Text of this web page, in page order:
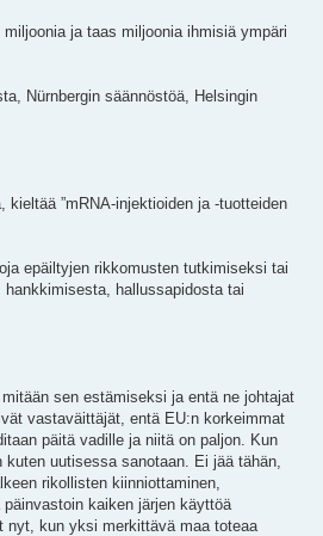
ja taas miljoonia ihmisiä ympäri
Nürnbergin säännöstöä, Helsingin
”mRNA-injektioiden ja -tuotteiden
epäiltyjen rikkomusten tutkimiseksi tai
hallussapidosta tai
sen estämiseksi ja entä ne johtajat
vastaväittäjät, entä EU:n korkeimmat
päitä vadille ja niitä on paljon. Kun
uutisessa sanotaan. Ei jää tähän,
rikollisten kiinniottaminen,
kaiken järjen käyttöä
nyt, kun yksi merkittävä maa toteaa